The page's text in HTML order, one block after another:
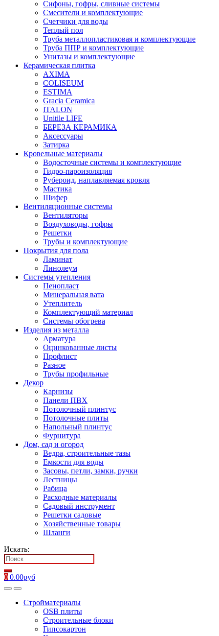
Сифоны, гофры, сливные системы
Смесители и комплектующие
Счетчики для воды
Теплый пол
Труба металлопластиковая и комплектующие
Труба ППР и комплектующие
Унитазы и комплектующие
Керамическая плитка
AXIMA
COLISEUM
ESTIMA
Gracia Ceramica
ITALON
Unitile LIFE
БЕРЕЗА КЕРАМИКА
Аксессуары
Затирка
Кровельные материалы
Водосточные системы и комплектующие
Гидро-пароизоляция
Рубероид, наплавляемая кровля
Мастика
Шифер
Вентиляционные системы
Вентиляторы
Воздуховоды, гофры
Решетки
Трубы и комплектующие
Покрытия для пола
Ламинат
Линолеум
Системы утепления
Пенопласт
Минеральная вата
Утеплитель
Комплектующий материал
Системы обогрева
Изделия из металла
Арматура
Оцинкованные листы
Профлист
Разное
Трубы профильные
Декор
Карнизы
Панели ПВХ
Потолочный плинтус
Потолочные плиты
Напольный плинтус
Фурнитура
Дом, сад и огород
Ведра, строительные тазы
Емкости для воды
Засовы, петли, замки, ручки
Лестницы
Рабица
Расходные материалы
Садовый инструмент
Решетки садовые
Хозяйственные товары
Шланги
Искать:
0 0.00руб
Стройматериалы
OSB плиты
Строительные блоки
Гипсокартон